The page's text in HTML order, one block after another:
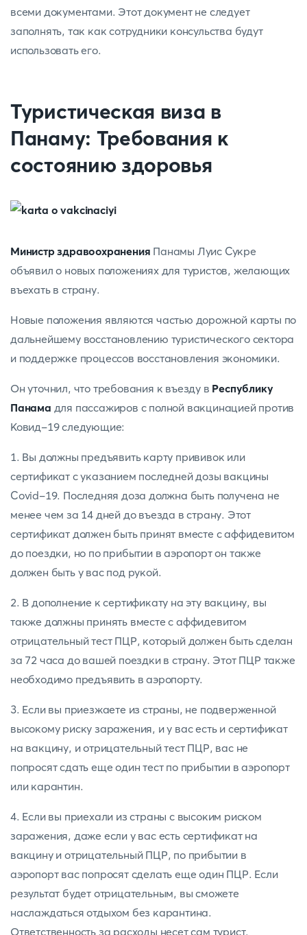
всеми документами. Этот документ не следует
заполнять, так как сотрудники консульства будут
использовать его.
Туристическая виза в
Панаму: Требования к
состоянию здоровья
Министр здравоохранения Панамы Луис Сукре
объявил о новых положениях для туристов, желающих
въехать в страну.
Новые положения являются частью дорожной карты по
дальнейшему восстановлению туристического сектора
и поддержке процессов восстановления экономики.
Он уточнил, что требования к въезду в Республику
Панама для пассажиров с полной вакцинацией против
Ковид-19 следующие:
1. Вы должны предъявить карту прививок или
сертификат с указанием последней дозы вакцины
Covid-19. Последняя доза должна быть получена не
менее чем за 14 дней до въезда в страну. Этот
сертификат должен быть принят вместе с аффидевитом
до поездки, но по прибытии в аэропорт он также
должен быть у вас под рукой.
2. В дополнение к сертификату на эту вакцину, вы
также должны принять вместе с аффидевитом
отрицательный тест ПЦР, который должен быть сделан
за 72 часа до вашей поездки в страну. Этот ПЦР также
необходимо предъявить в аэропорту.
3. Если вы приезжаете из страны, не подверженной
высокому риску заражения, и у вас есть и сертификат
на вакцину, и отрицательный тест ПЦР, вас не
попросят сдать еще один тест по прибытии в аэропорт
или карантин.
4. Если вы приехали из страны с высоким риском
заражения, даже если у вас есть сертификат на
вакцину и отрицательный ПЦР, по прибытии в
аэропорт вас попросят сделать еще один ПЦР. Если
результат будет отрицательным, вы сможете
наслаждаться отдыхом без карантина.
Ответственность за расходы несет сам турист.